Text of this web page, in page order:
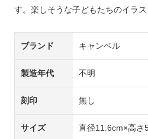
す。楽しそうな子どもたちのイラス
ブランド キャンベル
製造年代 不明
刻印 無し
サイズ 直径11.6cm×高さ